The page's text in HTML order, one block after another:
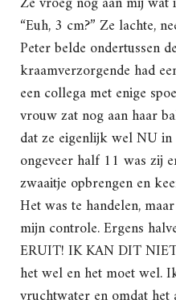
“Euh, 3 cm?” Ze lachte,
Peter belde ondertussen
kraamverzorgende had
een collega met enige
vrouw zat nog aan haar
dat ze eigenlijk wel NU in
ongeveer half 11 was zij
zwaaitje opbrengen en
Het was te handelen,
mijn controle. Ergens
ERUIT! IK KAN DIT
het wel en het moet wel.